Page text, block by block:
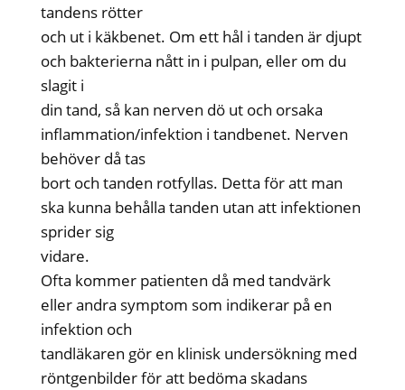
tandens rötter
och ut i käkbenet. Om ett hål i tanden är djupt
och bakterierna nått in i pulpan, eller om du
slagit i
din tand, så kan nerven dö ut och orsaka
inflammation/infektion i tandbenet. Nerven
behöver då tas
bort och tanden rotfyllas. Detta för att man
ska kunna behålla tanden utan att infektionen
sprider sig
vidare.
Ofta kommer patienten då med tandvärk
eller andra symptom som indikerar på en
infektion och
tandläkaren gör en klinisk undersökning med
röntgenbilder för att bedöma skadans